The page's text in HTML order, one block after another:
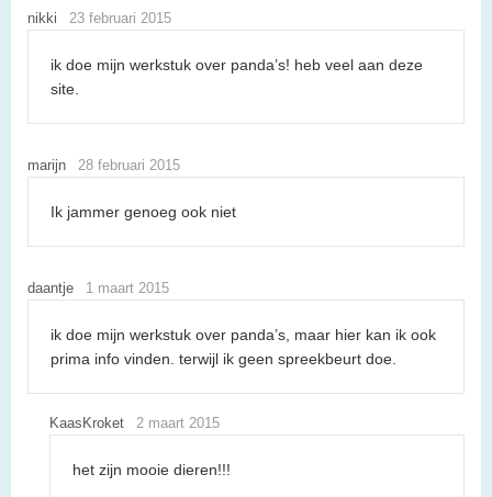
nikki 23 februari 2015
ik doe mijn werkstuk over panda’s! heb veel aan deze
site.
marijn 28 februari 2015
Ik jammer genoeg ook niet
daantje 1 maart 2015
ik doe mijn werkstuk over panda’s, maar hier kan ik ook
prima info vinden. terwijl ik geen spreekbeurt doe.
KaasKroket 2 maart 2015
het zijn mooie dieren!!!